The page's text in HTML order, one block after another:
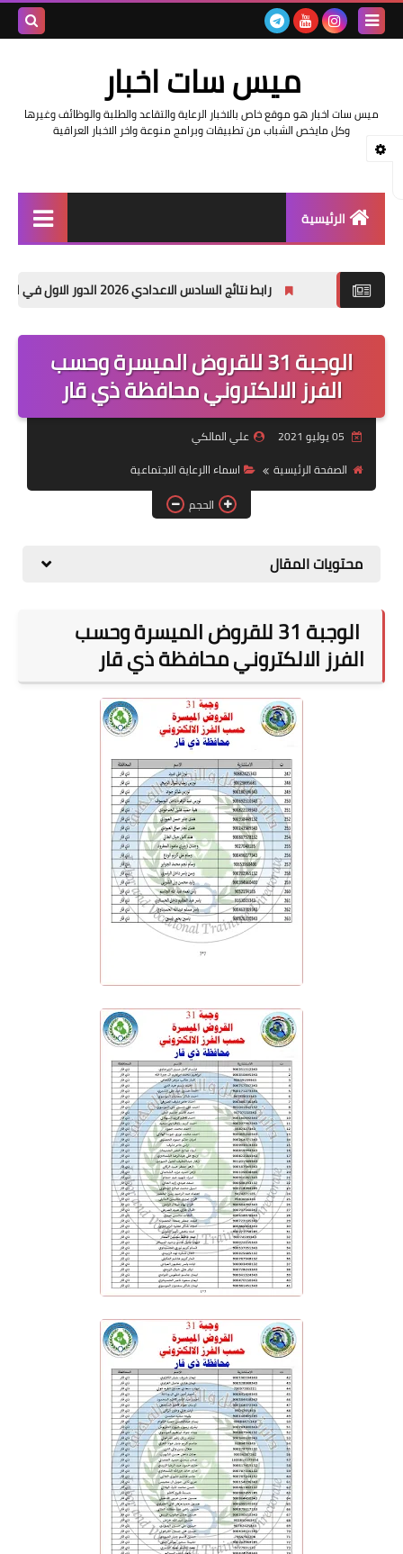
ميس سات اخبار
ميس سات اخبار هو موقع خاص بالاخبار الرعاية والتقاعد والطلبة والوظائف وغيرها
وكل مايخص الشباب من تطبيقات وبرامج منوعة واخر الاخبار العراقية
الرئيسية
اخبار وزارة التربية والتعليم
اخبار وزارة العمل وهيئة
قسم التطبيقات
قطع الاراضي
رابط نتائج السادس الاعدادي 2026 الدور الاول في العراق | موقع نتائجنا
الوجبة 31 للقروض الميسرة وحسب
الفرز الالكتروني محافظة ذي قار
علي المالكي
الصفحة الرئيسية
اسماء االرعاية الاجتماعية
الحجم
محتويات المقال
الوجبة 31 للقروض الميسرة وحسب
الفرز الالكتروني محافظة ذي قار